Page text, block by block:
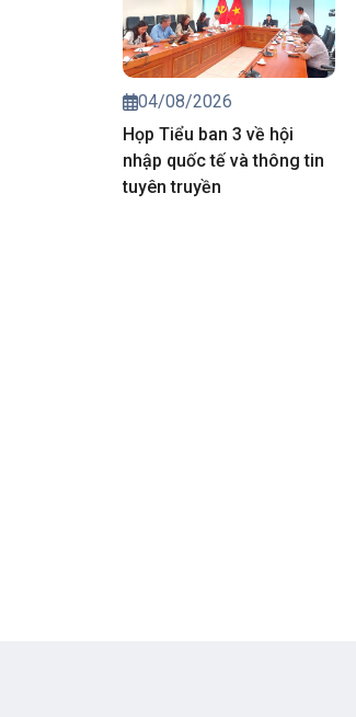
04/08/2026
Họp Tiểu ban 3 về hội
nhập quốc tế và thông tin
tuyên truyền